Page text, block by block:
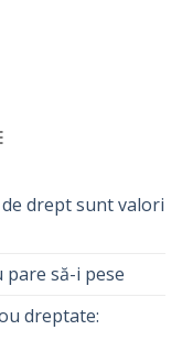
drept sunt valori
pare să-i pese
dreptate: